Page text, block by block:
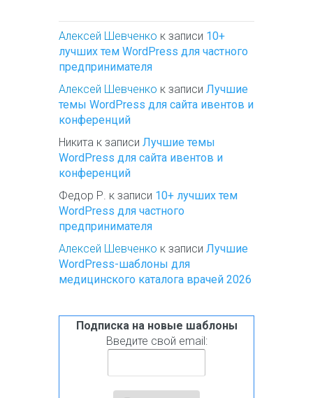
Алексей Шевченко к записи 10+
лучших тем WordPress для частного
предпринимателя
Алексей Шевченко к записи Лучшие
темы WordPress для сайта ивентов и
конференций
Никита к записи Лучшие темы
WordPress для сайта ивентов и
конференций
Федор Р. к записи 10+ лучших тем
WordPress для частного
предпринимателя
Алексей Шевченко к записи Лучшие
WordPress-шаблоны для
медицинского каталога врачей 2026
Подписка на новые шаблоны
Введите свой email: